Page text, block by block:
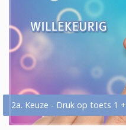
2a. Keuze - Druk op toets 1 +